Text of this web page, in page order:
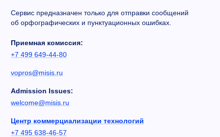
Сервис предназначен только для отправки сообщений
об орфографических и пунктуационных ошибках.
Приемная комиссия:
+7 499 649-44-80
vopros@misis.ru
Admission Issues:
welcome@misis.ru
Центр коммерциализации технологий
+7 495 638-46-57